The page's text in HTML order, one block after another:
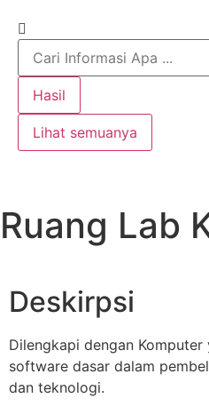
Hasil
Lihat semuanya
Ruang Lab
Deskirpsi
Dilengkapi dengan
software dasar dalam
dan teknologi.